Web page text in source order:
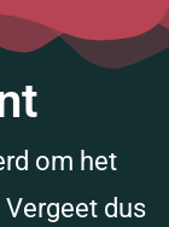
om het
dus